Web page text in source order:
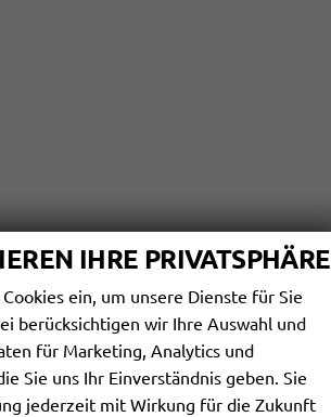
IHRE PRIVATSPHÄRE
ein, um unsere Dienste für Sie
berücksichtigen wir Ihre Auswahl und
für Marketing, Analytics und
Sie uns Ihr Einverständnis geben. Sie
jederzeit mit Wirkung für die Zukunft